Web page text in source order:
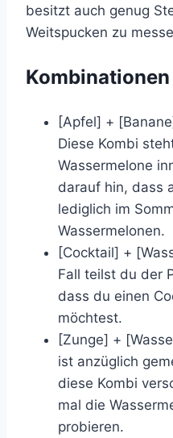
besitzt auch genug
Weitspucken zu
Kombinationen
[Apfel] +
Diese Kombi
Wassermelone
darauf hin, dass
lediglich im
Wassermelonen.
[Cocktail] +
Fall teilst du der
dass du einen
möchtest.
[Zunge] +
ist anzüglich
diese Kombi
mal die
probieren.